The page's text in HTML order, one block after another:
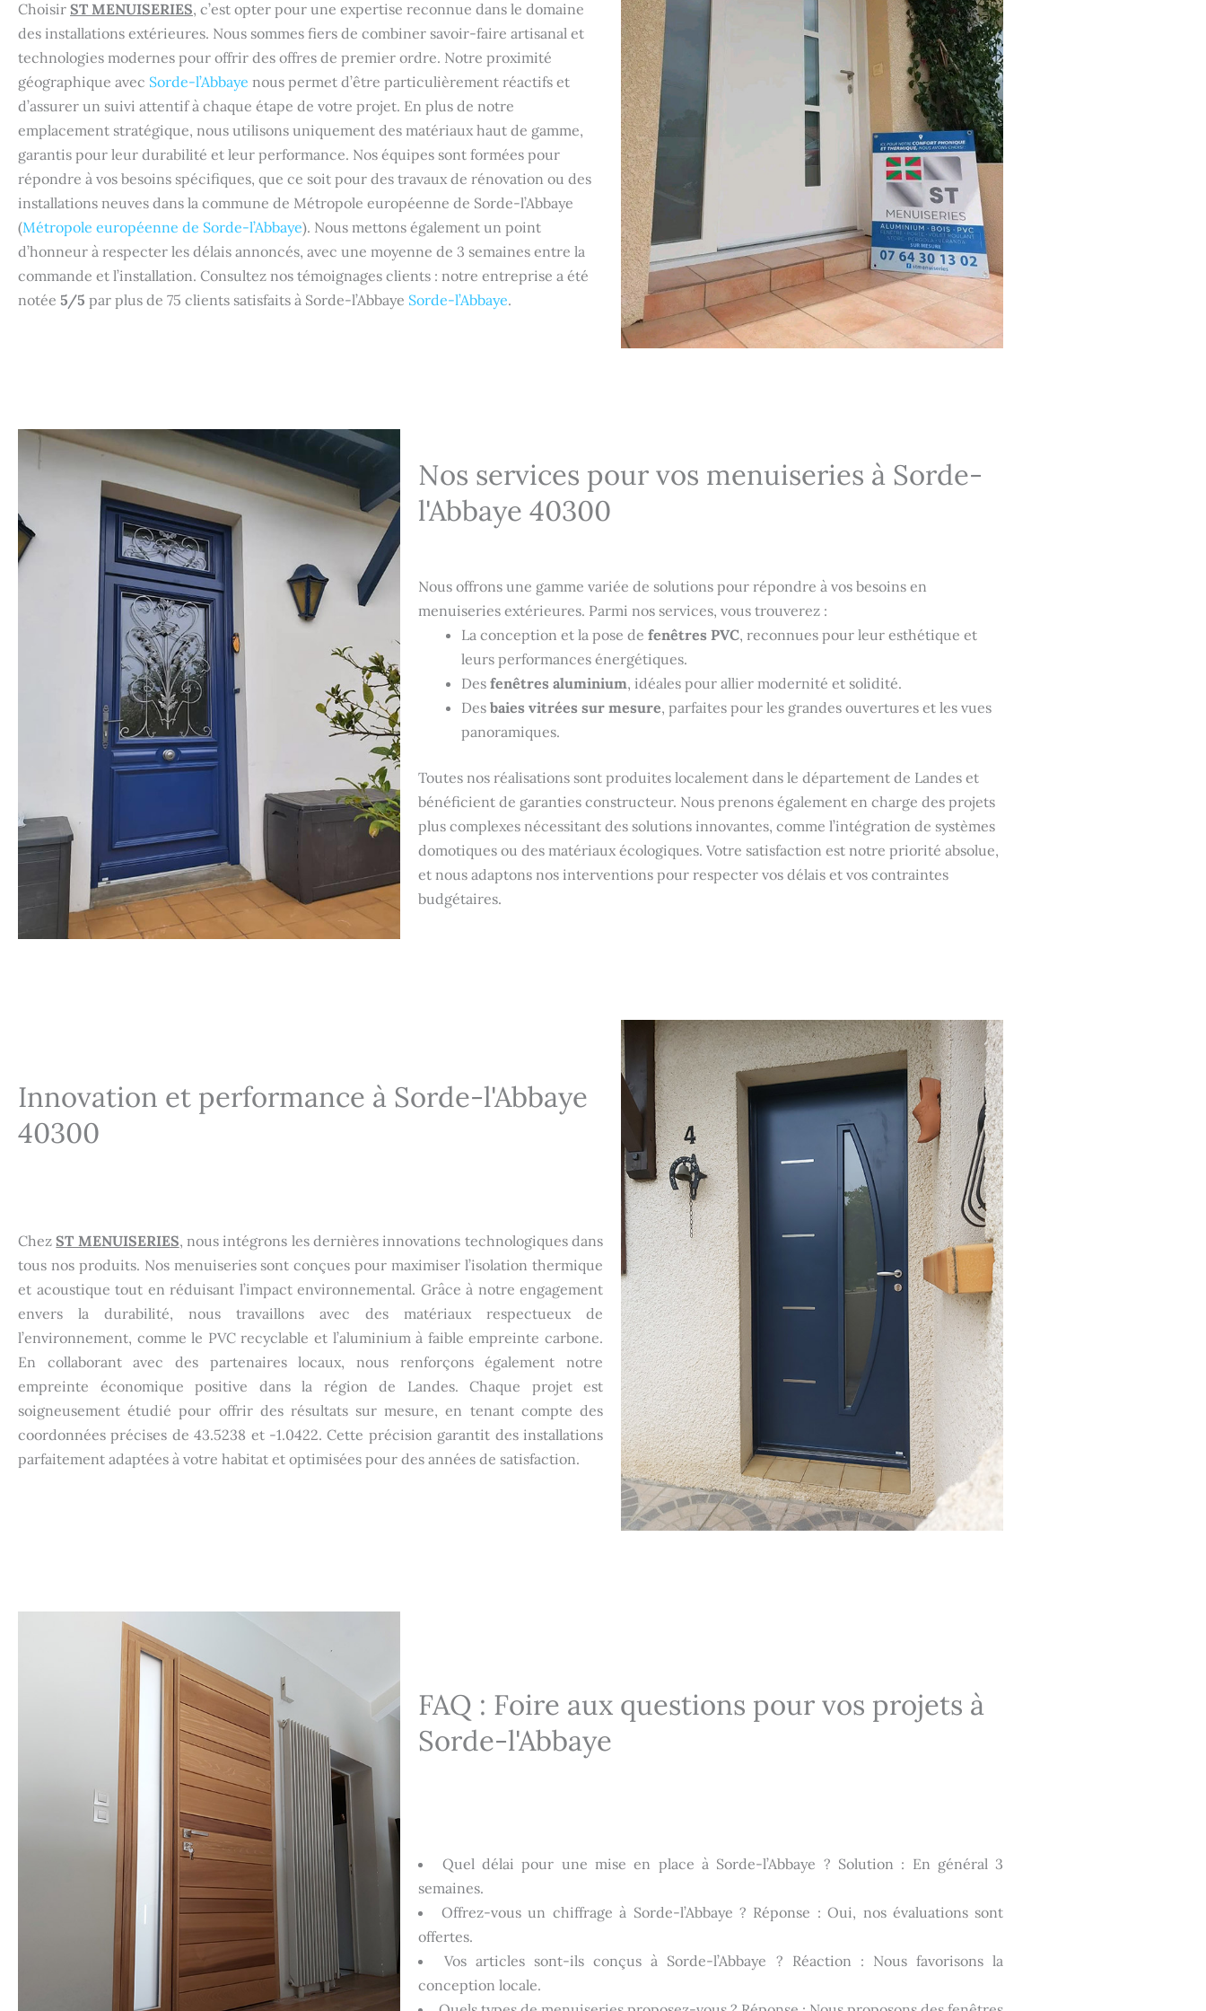
journée avec des finitions
impeccables. Professionnel
et pédagogue, Azeddine a su
nous expliquer, toujours avec
bonne humeur, le travail
effectué. Je ne saurai que le
recommander tant le travail
et le rendu ont été
parfaitement réalisés.
Le matériel est français et de
qualité.
Choisir ST MENUISERIES, c’est opter pour une expertise reconnue dans le domaine
des installations extérieures. Nous sommes fiers de combiner savoir-faire artisanal et
technologies modernes pour offrir des offres de premier ordre. Notre proximité
géographique avec Sorde-l’Abbaye nous permet d’être particulièrement réactifs et
d’assurer un suivi attentif à chaque étape de votre projet. En plus de notre
emplacement stratégique, nous utilisons uniquement des matériaux haut de gamme,
garantis pour leur durabilité et leur performance. Nos équipes sont formées pour
répondre à vos besoins spécifiques, que ce soit pour des travaux de rénovation ou des
installations neuves dans la commune de Métropole européenne de Sorde-l’Abbaye
(Métropole européenne de Sorde-l’Abbaye). Nous mettons également un point
d’honneur à respecter les délais annoncés, avec une moyenne de 3 semaines entre la
commande et l’installation. Consultez nos témoignages clients : notre entreprise a été
notée 5/5 par plus de 75 clients satisfaits à Sorde-l’Abbaye Sorde-l’Abbaye.
Nos services pour vos menuiseries à Sorde-
l'Abbaye 40300
Nous offrons une gamme variée de solutions pour répondre à vos besoins en
menuiseries extérieures. Parmi nos services, vous trouverez :
La conception et la pose defenêtres PVC, reconnues pour leur esthétique et
leurs performances énergétiques.
Desfenêtres aluminium, idéales pour allier modernité et solidité.
Desbaies vitrées sur mesure, parfaites pour les grandes ouvertures et les vues
panoramiques.
Toutes nos réalisations sont produites localement dans le département de Landes et
bénéficient de garanties constructeur. Nous prenons également en charge des projets
plus complexes nécessitant des solutions innovantes, comme l’intégration de systèmes
domotiques ou des matériaux écologiques. Votre satisfaction est notre priorité absolue,
et nous adaptons nos interventions pour respecter vos délais et vos contraintes
budgétaires.
Innovation et performance à Sorde-l'Abbaye
40300
ChezST MENUISERIES, nous intégrons les dernières innovations technologiques dans
tous nos produits. Nos menuiseries sont conçues pour maximiser l’isolation thermique
et acoustique tout en réduisant l’impact environnemental. Grâce à notre engagement
envers la durabilité, nous travaillons avec des matériaux respectueux de
l’environnement, comme le PVC recyclable et l’aluminium à faible empreinte carbone.
En collaborant avec des partenaires locaux, nous renforçons également notre
empreinte économique positive dans la région de Landes. Chaque projet est
soigneusement étudié pour offrir des résultats sur mesure, en tenant compte des
coordonnées précises de 43.5238 et -1.0422. Cette précision garantit des installations
parfaitement adaptées à votre habitat et optimisées pour des années de satisfaction.
FAQ : Foire aux questions pour vos projets à
Sorde-l'Abbaye
Quel délai pour une mise en place à Sorde-l’Abbaye ? Solution : En général 3
semaines.
Offrez-vous un chiffrage à Sorde-l’Abbaye ? Réponse : Oui, nos évaluations sont
offertes.
Vos articles sont-ils conçus à Sorde-l’Abbaye ? Réaction : Nous favorisons la
conception locale.